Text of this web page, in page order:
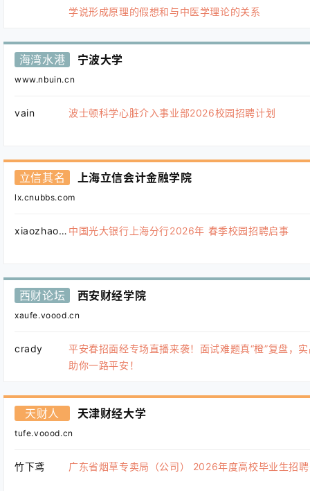
学说形成原理的假想和与中医学理论的关系
海湾水港 宁波大学
www.nbuin.cn
vain 波士顿科学心脏介入事业部2026校园招聘计划
立信其名 上海立信会计金融学院
lx.cnubbs.com
xiaozhao123 中国光大银行上海分行2026年 春季校园招聘启事
西财论坛 西安财经学院
xaufe.voood.cn
crady
平安春招面经专场直播来袭！面试难题真“橙”复盘，
助你一路平安！
天财人 天津财经大学
tufe.voood.cn
竹下鸢 广东省烟草专卖局（公司） 2026年度高校毕业生招